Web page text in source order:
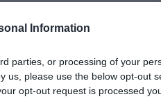
Information
parties, or processing of your
us, please use the below opt-out
opt-out request is processed
és hogy
az egyetlen